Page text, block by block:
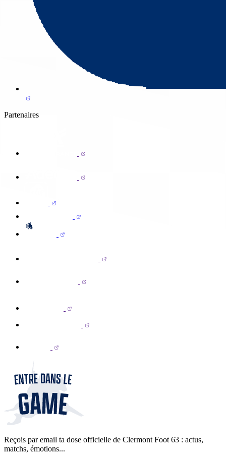
Partenaires
Reçois par email ta dose officielle de Clermont Foot 63 : actus,
matchs, émotions...